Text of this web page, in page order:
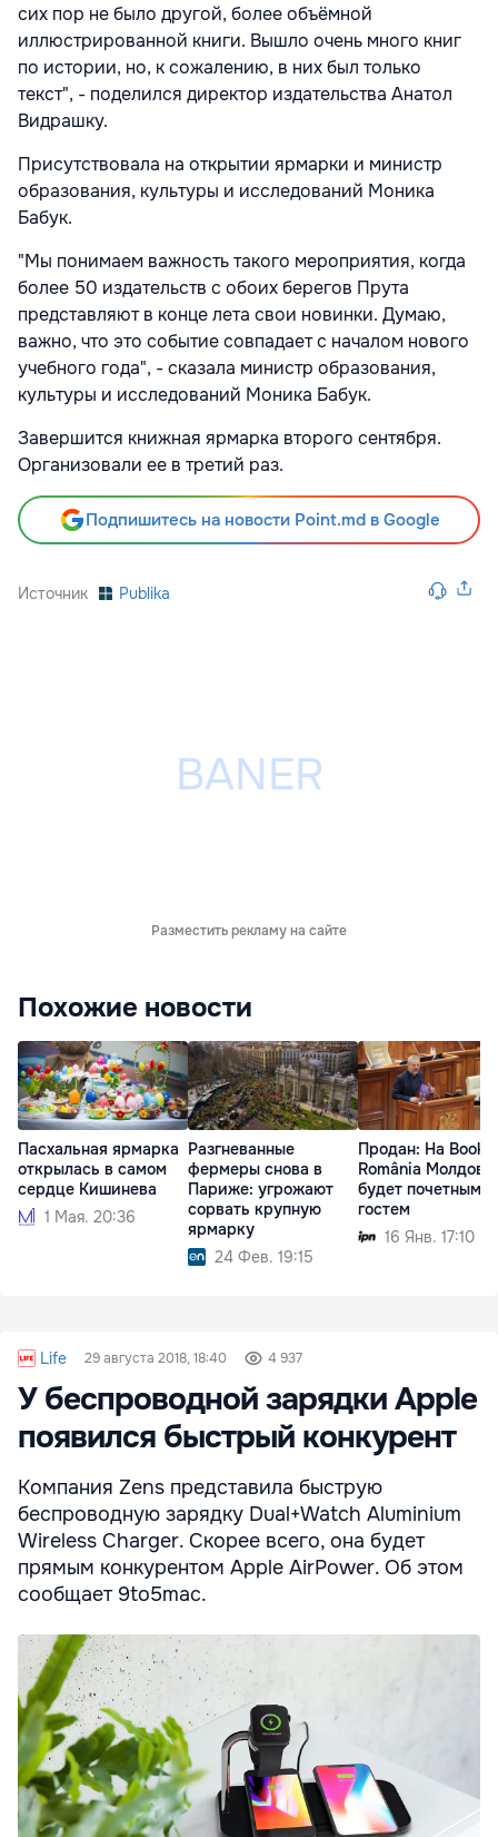
сих пор не было другой, более объёмной
иллюстрированной книги. Вышло очень много книг
по истории, но, к сожалению, в них был только
текст", - поделился директор издательства Анатол
Видрашку.
Присутствовала на открытии ярмарки и министр
образования, культуры и исследований Моника
Бабук.
"Мы понимаем важность такого мероприятия, когда
более 50 издательств с обоих берегов Прута
представляют в конце лета свои новинки. Думаю,
важно, что это событие совпадает с началом нового
учебного года", - сказала министр образования,
культуры и исследований Моника Бабук.
Завершится книжная ярмарка второго сентября.
Организовали ее в третий раз.
Подпишитесь на новости Point.md в Google
Источник Publika
Разместить рекламу на сайте
Похожие новости
Пасхальная ярмарка
открылась в самом
сердце Кишинева
1 Мая. 20:36
Разгневанные
фермеры снова в
Париже: угрожают
сорвать крупную
ярмарку
24 Фев. 19:15
Продан: На
România Молдова
будет почетным
гостем
16 Янв. 17:10
Life 29 августа 2018, 18:40 4 937
У беспроводной зарядки Apple
появился быстрый конкурент
Компания Zens представила быструю
беспроводную зарядку Dual+Watch Aluminium
Wireless Charger. Скорее всего, она будет
прямым конкурентом Apple AirPower. Об этом
сообщает 9to5mac.